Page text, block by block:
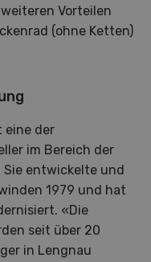
Vorteilen
(ohne Ketten)
eine der
im Bereich der
entwickelte und
1979 und hat
«Die
seit über 20
in Lengnau